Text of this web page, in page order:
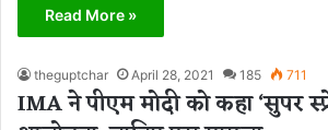
Read More »
theguptchar April 28, 2021 185 711
IMA ने पीएम मोदी को कहा ‘सुपर